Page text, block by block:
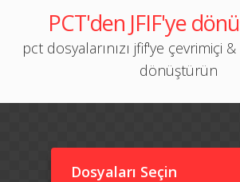
PCT'den JFIF'ye
pct dosyalarınızı jfif'ye çevrimiçi
dönüştürün
Dosyaları Seçin